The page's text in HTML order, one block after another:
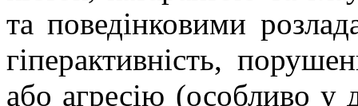
та поведінковими
гіперактивність,
або агресію (особливо у